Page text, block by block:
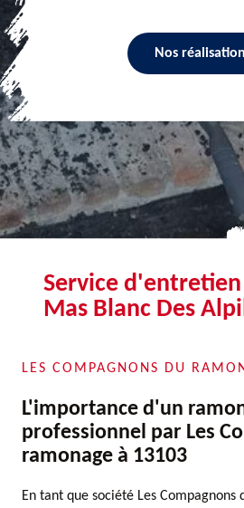
Nos
Service
Mas Blanc Des
LES COMPAGNONS DU
L'importance d'un
professionnel par Les
ramonage à 13103
En tant que société Les